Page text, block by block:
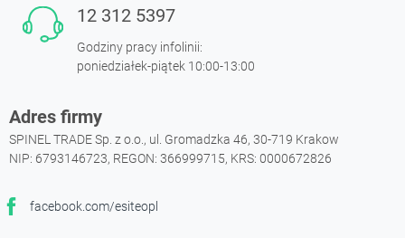
12 312 5397
Godziny pracy infolinii:
poniedziałek-piątek 10:00-13:00
Adres firmy
SPINEL TRADE Sp. z o.o., ul. Gromadzka 46, 30-719 Krakow
NIP: 6793146723, REGON: 366999715, KRS: 0000672826
facebook.com/esiteopl
Facebook